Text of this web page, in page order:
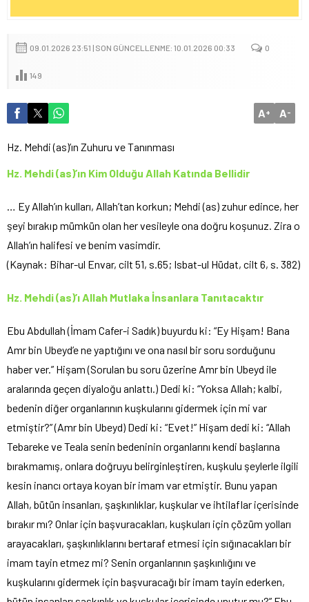
09.01.2026 23:51 | SON GÜNCELLENME: 10.01.2026 00:33 0
149
A+ A-
Hz. Mehdi (as)’ın Zuhuru ve Tanınması
Hz. Mehdi (as)’ın Kim Olduğu Allah Katında Bellidir
… Ey Allah’ın kulları, Allah’tan korkun; Mehdi (as) zuhur edince, her
şeyi bırakıp mümkün olan her vesileyle ona doğru koşunuz. Zira o
Allah’ın halifesi ve benim vasimdir.
(Kaynak: Bihar-ul Envar, cilt 51, s.65; Isbat-ul Hüdat, cilt 6, s. 382)
Hz. Mehdi (as)’ı Allah Mutlaka İnsanlara Tanıtacaktır
Ebu Abdullah (İmam Cafer-i Sadık) buyurdu ki: “Ey Hişam! Bana
Amr bin Ubeyd’e ne yaptığını ve ona nasıl bir soru sorduğunu
haber ver.” Hişam (Sorulan bu soru üzerine Amr bin Ubeyd ile
aralarında geçen diyaloğu anlattı.) Dedi ki: “Yoksa Allah; kalbi,
bedenin diğer organlarının kuşkularını gidermek için mi var
etmiştir?” (Amr bin Ubeyd) Dedi ki: “Evet!” Hişam dedi ki: “Allah
Tebareke ve Teala senin bedeninin organlarını kendi başlarına
bırakmamış, onlara doğruyu belirginleştiren, kuşkulu şeylerle ilgili
kesin inancı ortaya koyan bir imam var etmiştir. Bunu yapan
Allah, bütün insanları, şaşkınlıklar, kuşkular ve ihtilaflar içerisinde
bırakır mı? Onlar için başvuracakları, kuşkuları için çözüm yolları
arayacakları, şaşkınlıklarını bertaraf etmesi için sığınacakları bir
imam tayin etmez mi? Senin organlarının şaşkınlığını ve
kuşkularını gidermek için başvuracağı bir imam tayin ederken,